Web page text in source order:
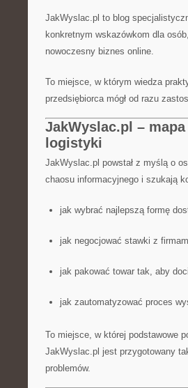
JakWyslac.pl to blog
konkretnym wskazówkom dla
nowoczesny biznes online.
To miejsce, w którym wiedza
przedsiębiorca mógł od razu
JakWyslac.pl –
logistyki
JakWyslac.pl powstał z myślą o
chaosu informacyjnego i szukają
jak wybrać najlepszą formę
jak negocjować stawki z
jak pakować towar tak, aby
jak zautomatyzować proces
To miejsce, w której podstawowe
JakWyslac.pl jest przygotowany
problemów.